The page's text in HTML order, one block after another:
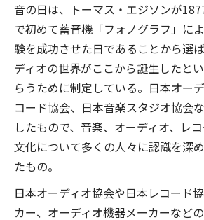
音の日は、トーマス・エジソンが
で初めて蓄音機「フォノグラフ」に
験を成功させた日であることから選
ディオの世界がここから誕生したと
らうために制定している。日本オー
コード協会、日本音楽スタジオ協会
したもので、音楽、オーディオ、レ
文化について多くの人々に認識を深
たもの。
日本オーディオ協会や日本レコード
カー、オーディオ機器メーカーなど